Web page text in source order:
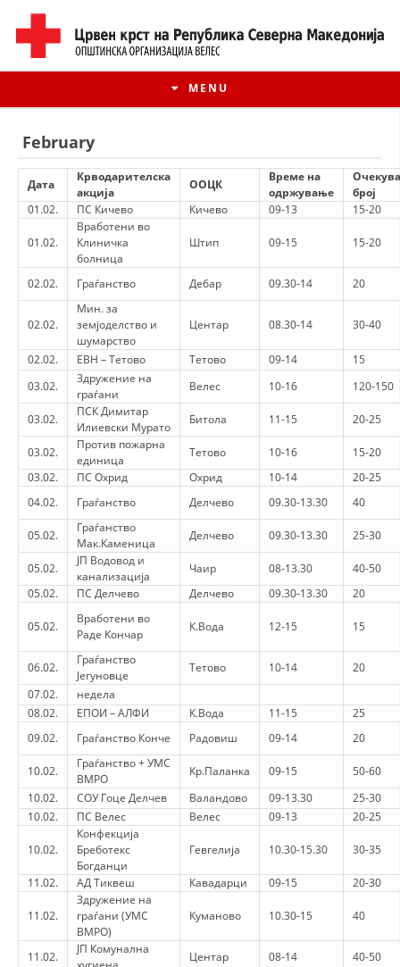
MENU
HISTORY OF MOVEMENT
HISTORY OF THE RCRM
ORGANISATION STRUCTURE
CONTACT INFO
MEMBERSHIP IN PROFESSIONAL STRUCTURES
LAW OF MACEDONIAN RED CROSS
STATUTE OF THE MRC
ORGANIZATIONAL DEVELOPMENT
EXECUTIVE BOARD
ASSEMBLY
STRUCTURAL SET UP
DISSEMINATION
INTERNATIONAL HUMANITARIAN LAW
PROMOTION OF HUMAN VALUES
USE AND PROTECTION OF THE EMBLEM
THE SOCIAL WELFARE ACTIVITY
February
Дата
Крводарителска
акција
ООЦК
Време на
одржување
број
01.02.
ПС Кичево Кичево 09-13 15-20
01.02.
Вработени во
Клиничка
болница
Штип 09-15 15-20
02.02. Граѓанство Дебар 09.30-14 20
02.02.
Мин. за
земјоделство и
шумарство
Центар 08.30-14 30-40
02.02. ЕВН – Тетово Тетово 09-14
15
03.02.
Здружение на
граѓани
Велес 10-16 120-150
03.02.
ПСК Димитар
Илиевски Мурато
Битола 11-15 20-25
03.02.
Против пожарна
единица
Тетово 10-16
15-20
03.02.
ПС Охрид Охрид 10-14
20-25
04.02.
Граѓанство Делчево 09.30-13.30 40
05.02.
Граѓанство
Мак.Каменица
Делчево 09.30-13.30 25-30
05.02.
ЈП Водовод и
канализација
Чаир 08-13.30
40-50
05.02.
ПС Делчево Делчево 09.30-13.30 20
05.02.
Вработени во
Раде Кончар
К.Вода 12-15 15
06.02.
Граѓанство
Јегуновце
Тетово 10-14
20
07.02.
недела
08.02.
ЕПОИ – АЛФИ К.Вода 11-15
25
09.02.
Граѓанство Конче Радовиш 09-14 20
10.02.
Граѓанство + УМС
ВМРО
Кр.Паланка 09-15
50-60
10.02.
СОУ Гоце Делчев Валандово 09-13.30
25-30
10.02.
ПС Велес Велес 09-13 20-25
10.02.
Конфекција
Бреботекс
Богданци
Гевгелија 10.30-15.30 30-35
11.02. АД Тиквеш Кавадарци 09-15 20-30
11.02.
Здружение на
граѓани (УМС
ВМРО)
Куманово 10.30-15 40
11.02.
ЈП Комунална
Центар 08-14 40-50